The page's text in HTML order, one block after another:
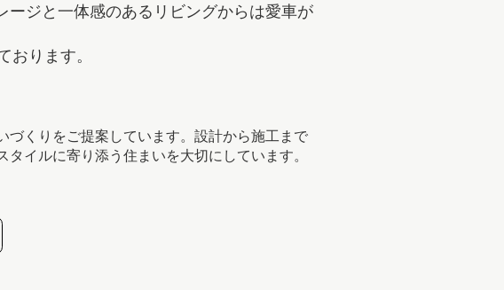
ジと一体感のあるリビングからは愛車が
ります。
くりをご提案しています。設計から施工まで
イルに寄り添う住まいを大切にしています。